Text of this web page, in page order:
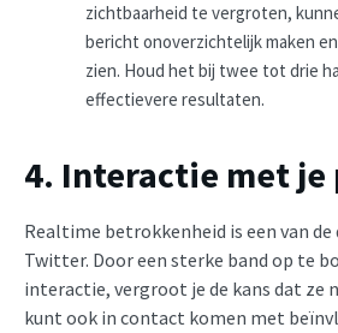
zichtbaarheid te vergroten,
bericht onoverzichtelijk maken
zien. Houd het bij twee tot drie
effectievere resultaten.
4. Interactie met
Realtime betrokkenheid is een van
Twitter. Door een sterke band op te
interactie, vergroot je de kans dat ze
kunt ook in contact komen met